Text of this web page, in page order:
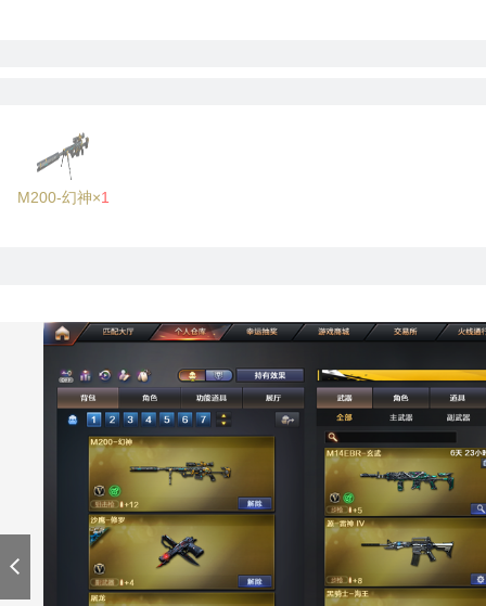
M200-幻神×1